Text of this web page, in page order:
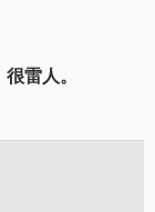
雷人。